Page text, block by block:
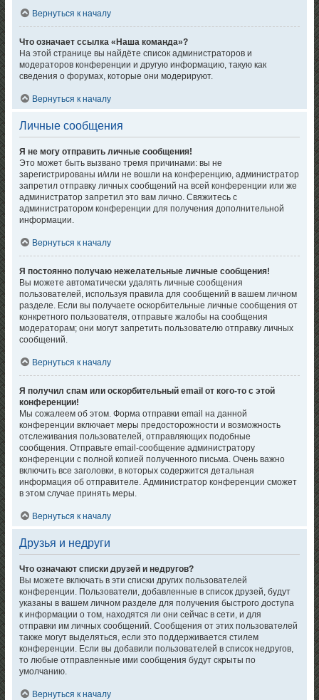
Вернуться к началу
Что означает ссылка «Наша команда»?
На этой странице вы найдёте список администраторов и
модераторов конференции и другую информацию, такую как
сведения о форумах, которые они модерируют.
Вернуться к началу
Личные сообщения
Я не могу отправить личные сообщения!
Это может быть вызвано тремя причинами: вы не
зарегистрированы и/или не вошли на конференцию, администратор
запретил отправку личных сообщений на всей конференции или же
администратор запретил это вам лично. Свяжитесь с
администратором конференции для получения дополнительной
информации.
Вернуться к началу
Я постоянно получаю нежелательные личные сообщения!
Вы можете автоматически удалять личные сообщения
пользователей, используя правила для сообщений в вашем личном
разделе. Если вы получаете оскорбительные личные сообщения от
конкретного пользователя, отправьте жалобы на сообщения
модераторам; они могут запретить пользователю отправку личных
сообщений.
Вернуться к началу
Я получил спам или оскорбительный email от кого-то с этой
конференции!
Мы сожалеем об этом. Форма отправки email на данной
конференции включает меры предосторожности и возможность
отслеживания пользователей, отправляющих подобные
сообщения. Отправьте email-сообщение администратору
конференции с полной копией полученного письма. Очень важно
включить все заголовки, в которых содержится детальная
информация об отправителе. Администратор конференции сможет
в этом случае принять меры.
Вернуться к началу
Друзья и недруги
Что означают списки друзей и недругов?
Вы можете включать в эти списки других пользователей
конференции. Пользователи, добавленные в список друзей, будут
указаны в вашем личном разделе для получения быстрого доступа
к информации о том, находятся ли они сейчас в сети, и для
отправки им личных сообщений. Сообщения от этих пользователей
также могут выделяться, если это поддерживается стилем
конференции. Если вы добавили пользователей в список недругов,
то любые отправленные ими сообщения будут скрыты по
умолчанию.
Вернуться к началу